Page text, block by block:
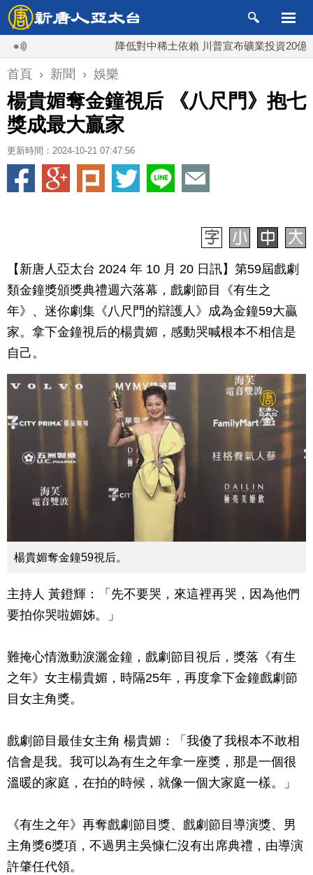
降低對中稀土依賴 川普宣布礦業投資20億美元
首頁 › 新聞 › 娛樂
楊貴媚奪金鐘視后 《八尺門》抱七
獎成最大贏家
更新時間：2024-10-21 07:47:56
【新唐人亞太台 2024 年 10 月 20 日訊】第59屆戲劇
類金鐘獎頒獎典禮週六落幕，戲劇節目《有生之
年》、迷你劇集《八尺門的辯護人》成為金鐘59大贏
家。拿下金鐘視后的楊貴媚，感動哭喊根本不相信是
自己。
楊貴媚奪金鐘59視后。
主持人 黃鐙輝：「先不要哭，來這裡再哭，因為他們
要拍你哭啦媚姊。」
難掩心情激動淚灑金鐘，戲劇節目視后，獎落《有生
之年》女主楊貴媚，時隔25年，再度拿下金鐘戲劇節
目女主角獎。
戲劇節目最佳女主角 楊貴媚：「我傻了我根本不敢相
信會是我。我可以為有生之年拿一座獎，那是一個很
溫暖的家庭，在拍的時候，就像一個大家庭一樣。」
《有生之年》再奪戲劇節目獎、戲劇節目導演獎、男
主角獎6獎項，不過男主吳慷仁沒有出席典禮，由導演
許肇任代領。